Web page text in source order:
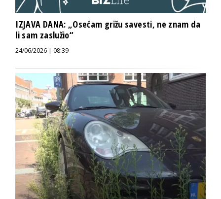
IZJAVA DANA: „Osećam grižu savesti, ne znam da
li sam zaslužio“
24/06/2026 | 08:39